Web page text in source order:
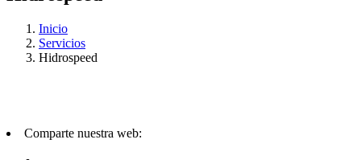
Inicio
Servicios
Hidrospeed
Comparte nuestra web: